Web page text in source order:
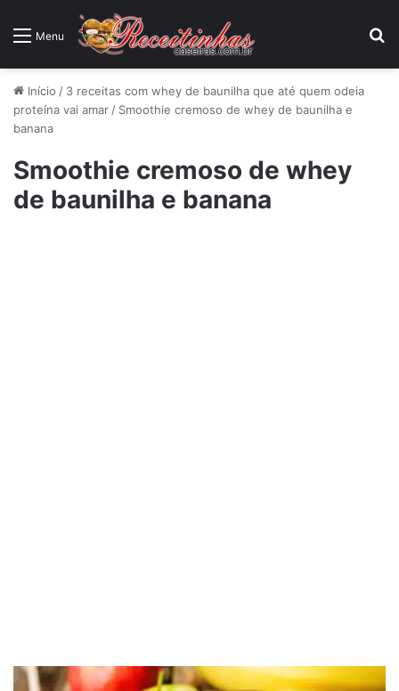
Menu
Início / 3 receitas com whey de baunilha que até quem odeia
proteína vai amar / Smoothie cremoso de whey de baunilha e
banana
Smoothie cremoso de whey
de baunilha e banana